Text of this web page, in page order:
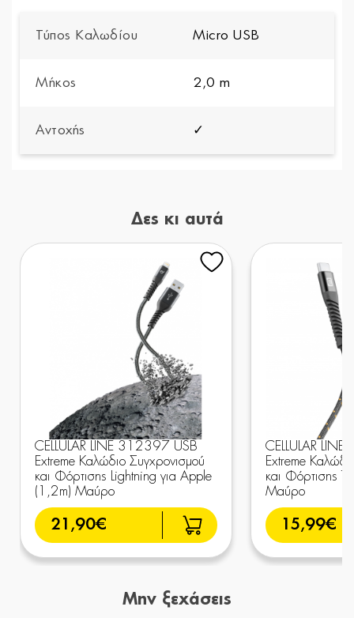
Τύπος Καλωδίου Micro USB
Μήκος 2,0 m
Αντοχής ✓
Δες κι αυτά
CELLULAR LINE 312397 USB
Extreme Καλώδιο Συγχρονισμού
και Φόρτισης Lightning για Apple
(1,2m) Μαύρο
21,90€
CELLULAR
Extreme
και Φόρτισης
Μαύρο
15,99€
Μην ξεχάσεις